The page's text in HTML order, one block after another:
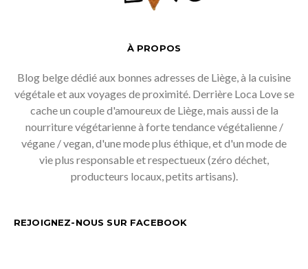
À PROPOS
Blog belge dédié aux bonnes adresses de Liège, à la cuisine
végétale et aux voyages de proximité. Derrière Loca Love se
cache un couple d'amoureux de Liège, mais aussi de la
nourriture végétarienne à forte tendance végétalienne /
végane / vegan, d'une mode plus éthique, et d'un mode de
vie plus responsable et respectueux (zéro déchet,
producteurs locaux, petits artisans).
REJOIGNEZ-NOUS SUR FACEBOOK